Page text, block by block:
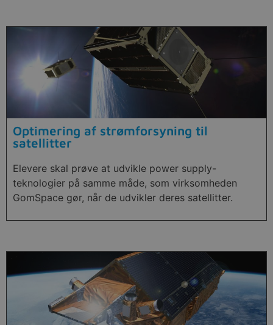
Optimering af strømforsyning til
satellitter
Elevere skal prøve at udvikle power supply-
teknologier på samme måde, som virksomheden
GomSpace gør, når de udvikler deres satellitter.